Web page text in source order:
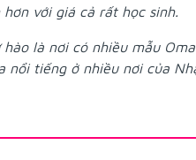
hơn với giá cả rất học sinh.
là nơi có nhiều mẫu
nổi tiếng ở nhiều nơi của